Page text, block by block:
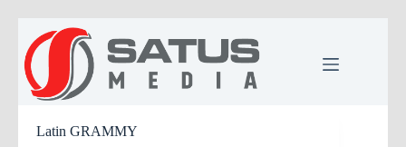
contenido
Latin GRAMMY